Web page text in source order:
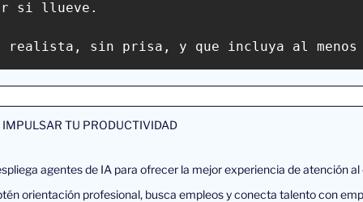
si llueve.
realista, sin prisa, y que incluya al menos
TU PRODUCTIVIDAD
agentes de IA para ofrecer la mejor experiencia de atención
orientación profesional, busca empleos y conecta talento con